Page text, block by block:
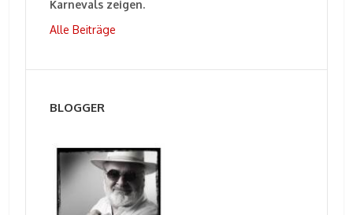
Karnevals zeigen.
Alle Beiträge
BLOGGER